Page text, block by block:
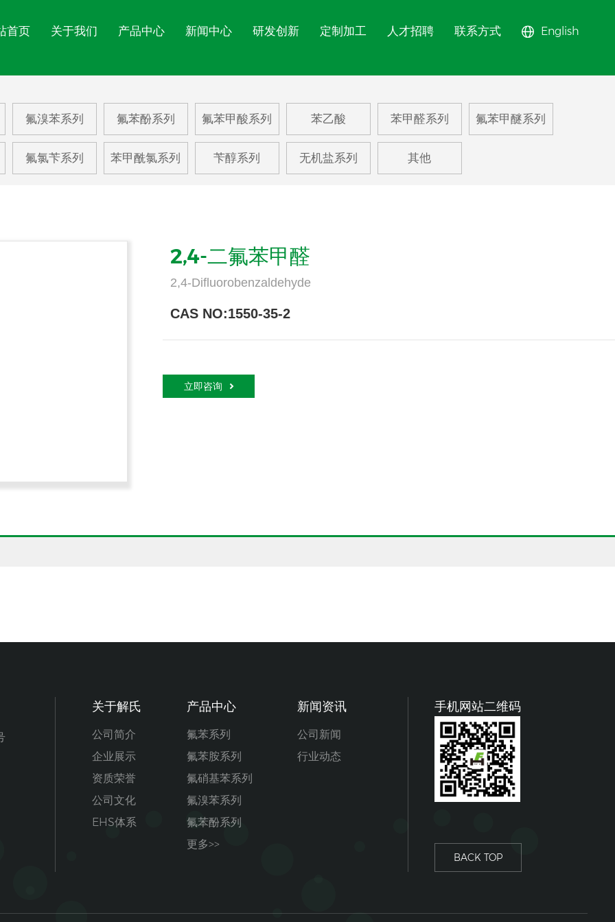
首页 关于我们 产品中心 新闻中心 研发创新 定制加工 人才招聘 联系方式 English
公司文化
EHS体系
公司简介
企业展示
资质荣誉
氟苯甲醚系列
氟甲苯系列
三氟甲苯系列
氟苯酚系列
氟苯甲酸系列
苯乙酸
氟苯系列
氟苯胺系列
氟硝基苯系列
公司新闻
行业动态
氟溴苯系列 氟苯酚系列 氟苯甲酸系列 苯乙酸 苯甲醛系列 氟苯甲醚系列
氟氯苄系列 苯甲酰氯系列 苄醇系列 无机盐系列 其他
2,4-二氟苯甲醛
2,4-Difluorobenzaldehyde
CAS NO:1550-35-2
立即咨询
关于解氏
公司简介
企业展示
资质荣誉
公司文化
EHS体系
产品中心
氟苯系列
氟苯胺系列
氟硝基苯系列
氟溴苯系列
氟苯酚系列
更多>>
新闻资讯
公司新闻
行业动态
手机网站二维码
BACK TOP